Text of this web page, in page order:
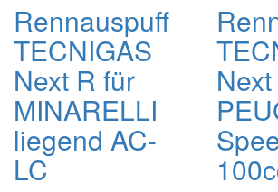
Rennauspuff
TECNIGAS
Next R für
MINARELLI
liegend AC-
LC